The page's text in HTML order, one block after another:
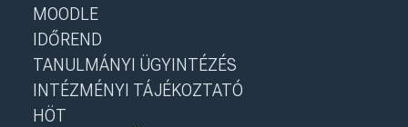
MOODLE
IDŐREND
TANULMÁNYI ÜGYINTÉZÉS
INTÉZMÉNYI TÁJÉKOZTATÓ
HÖT